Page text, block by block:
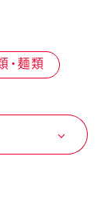
・麺類